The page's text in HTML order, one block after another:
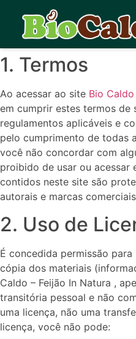
1. Termos
Ao acessar ao site Bio
em cumprir estes termos de
regulamentos aplicáveis ​​e
pelo cumprimento de todas
você não concordar com
proibido de usar ou acessar
contidos neste site são
autorais e marcas
2. Uso de
É concedida permissão
cópia dos materiais
Caldo – Feijão In Natura ,
transitória pessoal e não
uma licença, não uma
licença, você não pode: